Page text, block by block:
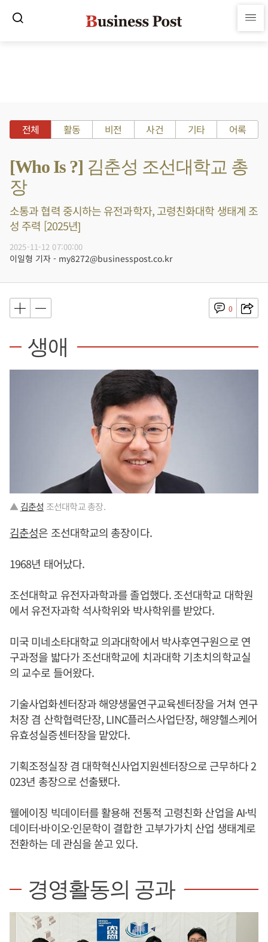
전체 활동 비전 사건 기타 어록
[Who Is ?] 김춘성 조선대학교 총
장
소통과 협력 중시하는 유전과학자, 고령친화대학 생태계 조
성 주력 [2025년]
2025-11-12 07:00:00
이일형 기자 - my8272@businesspost.co.kr
0
생애
▲ 김춘성 조선대학교 총장.
김춘성은 조선대학교의 총장이다.
1968년 태어났다.
조선대학교 유전자과학과를 졸업했다. 조선대학교 대학원
에서 유전자과학 석사학위와 박사학위를 받았다.
미국 미네소타대학교 의과대학에서 박사후연구원으로 연
구과정을 밟다가 조선대학교에 치과대학 기초치의학교실
의 교수로 들어왔다.
기술사업화센터장과 해양생물연구교육센터장을 거쳐 연구
처장 겸 산학협력단장, LINC플러스사업단장, 해양헬스케어
유효성실증센터장을 맡았다.
기획조정실장 겸 대학혁신사업지원센터장으로 근무하다 2
023년 총장으로 선출됐다.
웰에이징 빅데이터를 활용해 전통적 고령친화 산업을 AI·빅
데이터·바이오·인문학이 결합한 고부가가치 산업 생태계로
전환하는 데 관심을 쏟고 있다.
경영활동의 공과